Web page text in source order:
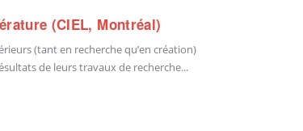
(CIEL, Montréal)
(tant en recherche qu’en création)
de leurs travaux de recherche...